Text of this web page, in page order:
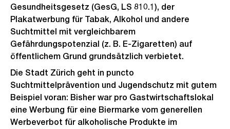
Gesundheitsgesetz (GesG, LS 810.1), der
Plakatwerbung für Tabak, Alkohol und andere
Suchtmittel mit vergleichbarem
Gefährdungspotenzial (z. B. E-Zigaretten) auf
öffentlichem Grund grundsätzlich verbietet.
Die Stadt Zürich geht in puncto
Suchtmittelprävention und Jugendschutz mit gutem
Beispiel voran: Bisher war pro Gastwirtschaftslokal
eine Werbung für eine Biermarke vom generellen
Werbeverbot für alkoholische Produkte im